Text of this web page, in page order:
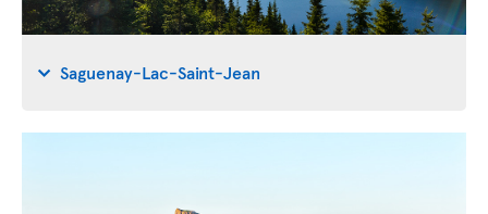
Saguenay-Lac-Saint-Jean